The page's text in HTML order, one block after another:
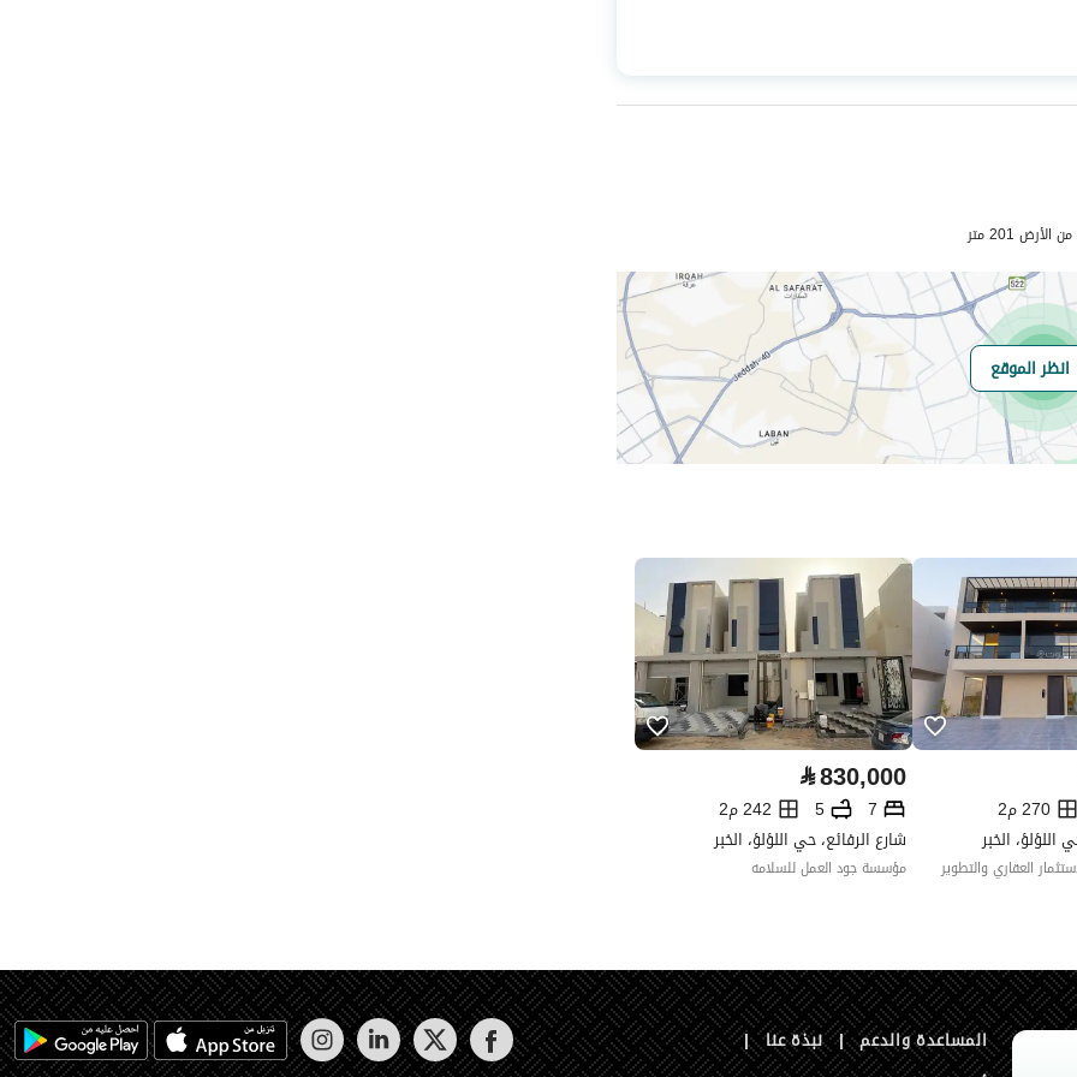
عدد الغرف
7
صرف صحي
التواصل الإجتماعي ،الإذاعة ،أخرى
هل يوجد اي التزام
على العقار ؟
لا يوجد
العقار مرهون
لا
العقار مقيد
لا
رقم الأرض
205
ملاحظات
-
تفصيل شارع عرض 16.0
201 متر
انظر الموقع
270 م2
الخبر
العقاري والتطوير
⃁830,000
7
5
242 م2
شارع الرفائع، حي اللؤلؤ، الخبر
مؤسسة جود العمل للسلامه
المساعدة والدعم | نبذة عنا |